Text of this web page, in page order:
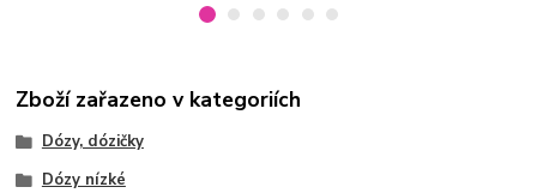
Zboží zařazeno v kategoriích
Dózy, dózičky
Dózy nízké